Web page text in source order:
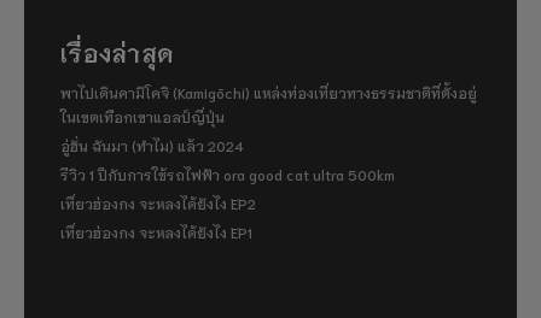
เรื่องล่าสุด
พาไปเดินคามิโคจิ (Kamigōchi) แหล่งท่องเที่ยวทางธรรมชาติที่ตั้งอยู่
ในเขตเทือกเขาแอลป์ญี่ปุ่น
อู่ฮั่น ฉันมา (ทำไม) แล้ว 2024
รีวิว 1 ปีกับการใช้รถไฟฟ้า ora good cat ultra 500km
เที่ยวฮ่องกง จะหลงได้ยังไง EP2
เที่ยวฮ่องกง จะหลงได้ยังไง EP1